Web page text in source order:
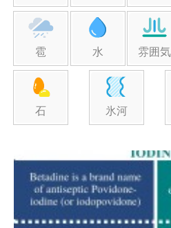
雹 水 雰囲気
石 氷河